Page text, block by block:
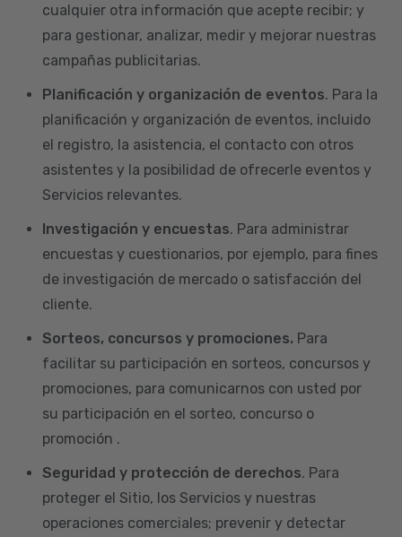
cualquier otra información que acepte recibir; y
para gestionar, analizar, medir y mejorar nuestras
campañas publicitarias.
Planificación y organización de eventos. Para la
planificación y organización de eventos, incluido
el registro, la asistencia, el contacto con otros
asistentes y la posibilidad de ofrecerle eventos y
Servicios relevantes.
Investigación y encuestas. Para administrar
encuestas y cuestionarios, por ejemplo, para fines
de investigación de mercado o satisfacción del
cliente.
Sorteos, concursos y promociones. Para
facilitar su participación en sorteos, concursos y
promociones, para comunicarnos con usted por
su participación en el sorteo, concurso o
promoción .
Seguridad y protección de derechos. Para
proteger el Sitio, los Servicios y nuestras
operaciones comerciales; prevenir y detectar